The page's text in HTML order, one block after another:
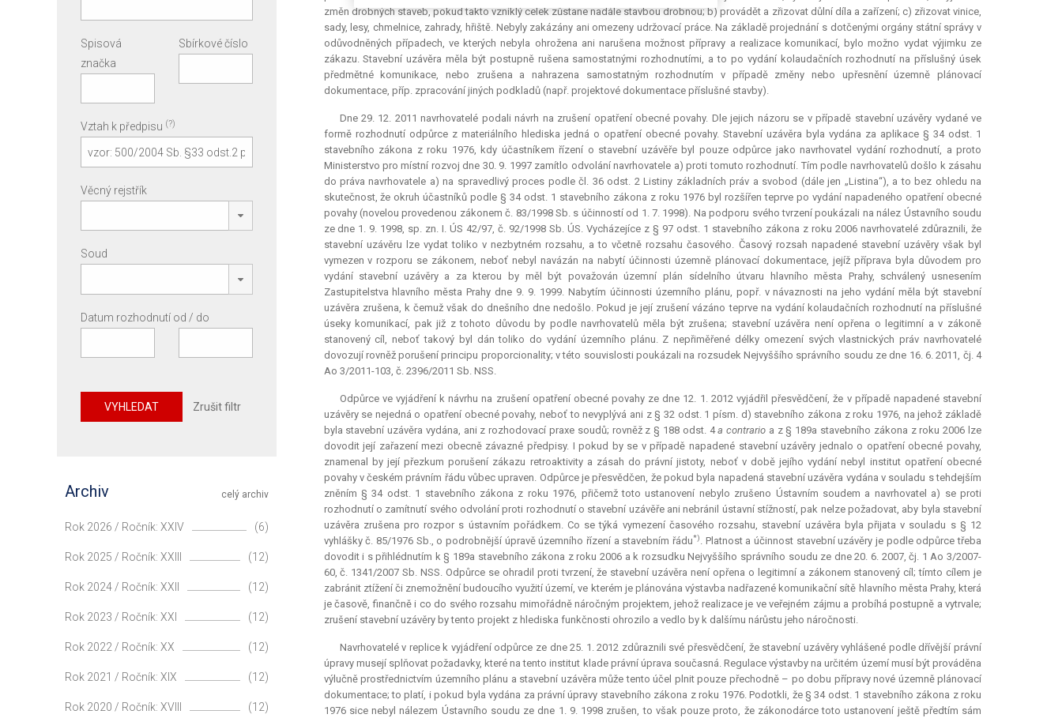
změn drobných staveb, pokud takto vzniklý celek zůstane nadále stavbou drobnou; b) provádět a zřizovat důlní díla a zařízení; c) zřizovat vinice,
sady, lesy, chmelnice, zahrady, hřiště. Nebyly zakázány ani omezeny udržovací práce. Na základě projednání s dotčenými orgány státní správy v
odůvodněných případech, ve kterých nebyla ohrožena ani narušena možnost přípravy a realizace komunikací, bylo možno vydat výjimku ze
zákazu. Stavební uzávěra měla být postupně rušena samostatnými rozhodnutími, a to po vydání kolaudačních rozhodnutí na příslušný úsek
předmětné komunikace, nebo zrušena a nahrazena samostatným rozhodnutím v případě změny nebo upřesnění územně plánovací
dokumentace, příp. zpracování jiných podkladů (např. projektové dokumentace příslušné stavby).
Dne 29. 12. 2011 navrhovatelé podali návrh na zrušení opatření obecné povahy. Dle jejich názoru se v případě stavební uzávěry vydané ve
formě rozhodnutí odpůrce z materiálního hlediska jedná o opatření obecné povahy. Stavební uzávěra byla vydána za aplikace § 34 odst. 1
stavebního zákona z roku 1976, kdy účastníkem řízení o stavební uzávěře byl pouze odpůrce jako navrhovatel vydání rozhodnutí, a proto
Ministerstvo pro místní rozvoj dne 30. 9. 1997 zamítlo odvolání navrhovatele a) proti tomuto rozhodnutí. Tím podle navrhovatelů došlo k zásahu
do práva navrhovatele a) na spravedlivý proces podle čl. 36 odst. 2 Listiny základních práv a svobod (dále jen „Listina“), a to bez ohledu na
skutečnost, že okruh účastníků podle § 34 odst. 1 stavebního zákona z roku 1976 byl rozšířen teprve po vydání napadeného opatření obecné
povahy (novelou provedenou zákonem č. 83/1998 Sb. s účinností od 1. 7. 1998). Na podporu svého tvrzení poukázali na nález Ústavního soudu
ze dne 1. 9. 1998, sp. zn. I. ÚS 42/97, č. 92/1998 Sb. ÚS. Vycházejíce z § 97 odst. 1 stavebního zákona z roku 2006 navrhovatelé zdůraznili, že
stavební uzávěru lze vydat toliko v nezbytném rozsahu, a to včetně rozsahu časového. Časový rozsah napadené stavební uzávěry však byl
vymezen v rozporu se zákonem, neboť nebyl navázán na nabytí účinnosti územně plánovací dokumentace, jejíž příprava byla důvodem pro
vydání stavební uzávěry a za kterou by měl být považován územní plán sídelního útvaru hlavního města Prahy, schválený usnesením
Zastupitelstva hlavního města Prahy dne 9. 9. 1999. Nabytím účinnosti územního plánu, popř. v návaznosti na jeho vydání měla být stavební
uzávěra zrušena, k čemuž však do dnešního dne nedošlo. Pokud je její zrušení vázáno teprve na vydání kolaudačních rozhodnutí na příslušné
úseky komunikací, pak již z tohoto důvodu by podle navrhovatelů měla být zrušena; stavební uzávěra není opřena o legitimní a v zákoně
stanovený cíl, neboť takový byl dán toliko do vydání územního plánu. Z nepřiměřené délky omezení svých vlastnických práv navrhovatelé
dovozují rovněž porušení principu proporcionality; v této souvislosti poukázali na rozsudek Nejvyššího správního soudu ze dne 16. 6. 2011, čj. 4
Ao 3/2011-103, č. 2396/2011 Sb. NSS.
Odpůrce ve vyjádření k návrhu na zrušení opatření obecné povahy ze dne 12. 1. 2012 vyjádřil přesvědčení, že v případě napadené stavební
uzávěry se nejedná o opatření obecné povahy, neboť to nevyplývá ani z § 32 odst. 1 písm. d) stavebního zákona z roku 1976, na jehož základě
byla stavební uzávěra vydána, ani z rozhodovací praxe soudů; rovněž z § 188 odst. 4a contrario a z § 189a stavebního zákona z roku 2006 lze
dovodit její zařazení mezi obecně závazné předpisy. I pokud by se v případě napadené stavební uzávěry jednalo o opatření obecné povahy,
znamenal by její přezkum porušení zákazu retroaktivity a zásah do právní jistoty, neboť v době jejího vydání nebyl institut opatření obecné
povahy v českém právním řádu vůbec upraven. Odpůrce je přesvědčen, že pokud byla napadená stavební uzávěra vydána v souladu s tehdejším
zněním § 34 odst. 1 stavebního zákona z roku 1976, přičemž toto ustanovení nebylo zrušeno Ústavním soudem a navrhovatel a) se proti
rozhodnutí o zamítnutí svého odvolání proti rozhodnutí o stavební uzávěře ani nebránil ústavní stížností, pak nelze požadovat, aby byla stavební
uzávěra zrušena pro rozpor s ústavním pořádkem. Co se týká vymezení časového rozsahu, stavební uzávěra byla přijata v souladu s § 12
vyhlášky č. 85/1976 Sb., o podrobnější úpravě územního řízení a stavebním řádu*). Platnost a účinnost stavební uzávěry je podle odpůrce třeba
dovodit i s přihlédnutím k § 189a stavebního zákona z roku 2006 a k rozsudku Nejvyššího správního soudu ze dne 20. 6. 2007, čj. 1 Ao 3/2007-
60, č. 1341/2007 Sb. NSS. Odpůrce se ohradil proti tvrzení, že stavební uzávěra není opřena o legitimní a zákonem stanovený cíl; tímto cílem je
zabránit ztížení či znemožnění budoucího využití území, ve kterém je plánována výstavba nadřazené komunikační sítě hlavního města Prahy, která
je časově, finančně i co do svého rozsahu mimořádně náročným projektem, jehož realizace je ve veřejném zájmu a probíhá postupně a vytrvale;
zrušení stavební uzávěry by tento projekt z hlediska funkčnosti ohrozilo a vedlo by k dalšímu nárůstu jeho náročnosti.
Navrhovatelé v replice k vyjádření odpůrce ze dne 25. 1. 2012 zdůraznili své přesvědčení, že stavební uzávěry vyhlášené podle dřívější právní
úpravy musejí splňovat požadavky, které na tento institut klade právní úprava současná. Regulace výstavby na určitém území musí být prováděna
výlučně prostřednictvím územního plánu a stavební uzávěra může tento účel plnit pouze přechodně – po dobu přípravy nové územně plánovací
dokumentace; to platí, i pokud byla vydána za právní úpravy stavebního zákona z roku 1976. Podotkli, že § 34 odst. 1 stavebního zákona z roku
1976 sice nebyl nálezem Ústavního soudu ze dne 1. 9. 1998 zrušen, to však pouze proto, že zákonodárce toto ustanovení ještě předtím sám
Spisová
značka
Sbírkové číslo
Vztah k předpisu (?)
Věcný rejstřík
Soud
Datum rozhodnutí od / do
VYHLEDAT Zrušit filtr
celý archiv
Archiv
Rok 2026 / Ročník: XXIV (6)
Rok 2025 / Ročník: XXIII (12)
Rok 2024 / Ročník: XXII (12)
Rok 2023 / Ročník: XXI (12)
Rok 2022 / Ročník: XX (12)
Rok 2021 / Ročník: XIX (12)
Rok 2020 / Ročník: XVIII (12)